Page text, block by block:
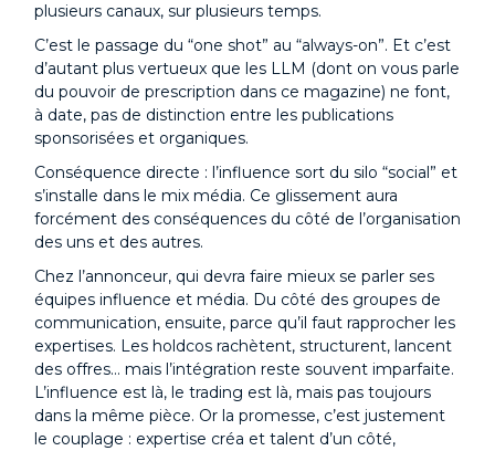
plusieurs canaux, sur plusieurs temps.
C’est le passage du “one shot” au “always-on”. Et c’est
d’autant plus vertueux que les LLM (dont on vous parle
du pouvoir de prescription dans ce magazine) ne font,
à date, pas de distinction entre les publications
sponsorisées et organiques.
Conséquence directe : l’influence sort du silo “social” et
s’installe dans le mix média. Ce glissement aura
forcément des conséquences du côté de l’organisation
des uns et des autres.
Chez l’annonceur, qui devra faire mieux se parler ses
équipes influence et média. Du côté des groupes de
communication, ensuite, parce qu’il faut rapprocher les
expertises. Les holdcos rachètent, structurent, lancent
des offres… mais l’intégration reste souvent imparfaite.
L’influence est là, le trading est là, mais pas toujours
dans la même pièce. Or la promesse, c’est justement
le couplage : expertise créa et talent d’un côté,